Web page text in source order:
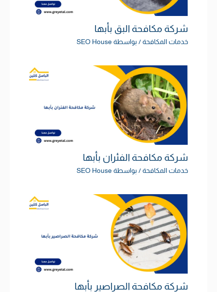
شركة مكافحة البق بأبها
خدمات المكافحة/ بواسطة SEO House
شركة مكافحة الفئران بأبها
خدمات المكافحة/ بواسطة SEO House
شركة مكافحة الصراصير بأبها